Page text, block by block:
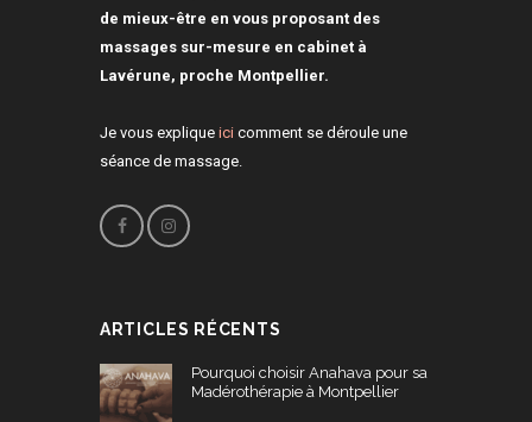
de mieux-être en vous proposant des
massages sur-mesure en cabinet à
Lavérune, proche Montpellier.
Je vous explique ici comment se déroule une
séance de massage.
ARTICLES RÉCENTS
Pourquoi choisir Anahava pour sa
Madérothérapie à Montpellier